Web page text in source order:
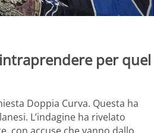
per quel
Doppia Curva. Questa ha
L’indagine ha rivelato